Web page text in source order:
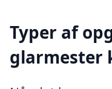
Typer af
glarmester